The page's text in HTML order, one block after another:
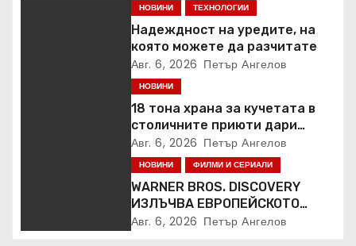
НОВИНИ ТЕХНОЛОГИИ
Надеждност на уредите, на
която можете да разчитате
Авг. 6, 2026 Петър Ангелов
НОВИНИ
18 тона храна за кучетата в
столичните приюти дари
Kaufland за година и половина
Авг. 6, 2026 Петър Ангелов
НОВИНИ ФИЛМИ И СЕРИАЛИ
WARNER BROS. DISCOVERY
ИЗЛЪЧВА ЕВРОПЕЙСКОТО
ПЪРВЕНСТВО ПО ЛЕКА
Авг. 6, 2026 Петър Ангелов